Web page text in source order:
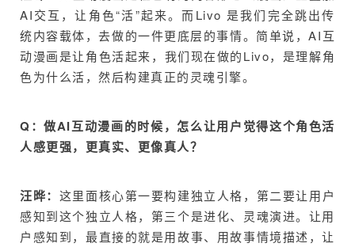
AI交互，让角色“活”起来。而Livo 是我们完全跳出传
统内容载体，去做的一件更底层的事情。简单说，AI互
动漫画是让角色活起来，我们现在做的Livo，是理解角
色为什么活，然后构建真正的灵魂引擎。
Q：做AI互动漫画的时候，怎么让用户觉得这个角色活
人感更强，更真实、更像真人？
汪晔： 这里面核心第一要构建独立人格，第二要让用户
感知到这个独立人格，第三个是进化、灵魂演进。让用
户感知到，最直接的就是用故事、用故事情境描述，让